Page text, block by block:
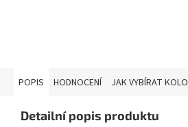
POPIS HODNOCENÍ JAK VYBÍRAT KOLO
Detailní popis produktu